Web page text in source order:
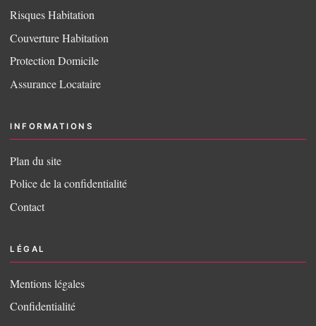
Risques Habitation
Couverture Habitation
Protection Domicile
Assurance Locataire
INFORMATIONS
Plan du site
Police de la confidentialité
Contact
LÉGAL
Mentions légales
Confidentialité